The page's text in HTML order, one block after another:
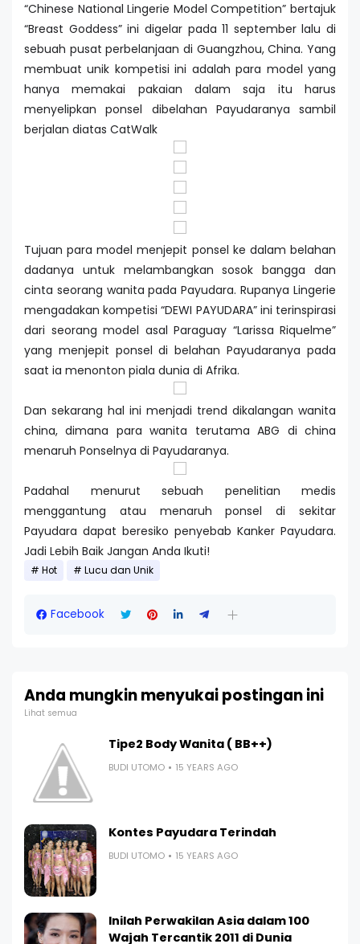
“Chinese National Lingerie Model Competition” bertajuk
“Breast Goddess” ini digelar pada 11 september lalu di
sebuah pusat perbelanjaan di Guangzhou, China. Yang
membuat unik kompetisi ini adalah para model yang
hanya memakai pakaian dalam saja itu harus
menyelipkan ponsel dibelahan Payudaranya sambil
berjalan diatas CatWalk
Tujuan para model menjepit ponsel ke dalam belahan
dadanya untuk melambangkan sosok bangga dan
cinta seorang wanita pada Payudara. Rupanya Lingerie
mengadakan kompetisi “DEWI PAYUDARA” ini terinspirasi
dari seorang model asal Paraguay “Larissa Riquelme”
yang menjepit ponsel di belahan Payudaranya pada
saat ia menonton piala dunia di Afrika.
Dan sekarang hal ini menjadi trend dikalangan wanita
china, dimana para wanita terutama ABG di china
menaruh Ponselnya di Payudaranya.
Padahal menurut sebuah penelitian medis
menggantung atau menaruh ponsel di sekitar
Payudara dapat beresiko penyebab Kanker Payudara.
Jadi Lebih Baik Jangan Anda Ikuti!
Hot Lucu dan Unik
Facebook
Anda mungkin menyukai postingan ini
Lihat semua
Tipe2 Body Wanita ( BB++)
BUDI UTOMO 15 YEARS AGO
Kontes Payudara Terindah
BUDI UTOMO 15 YEARS AGO
Inilah Perwakilan Asia dalam 100
Wajah Tercantik 2011 di Dunia